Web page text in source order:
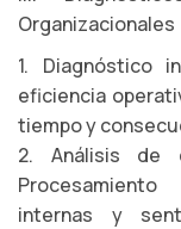
Organizacionales
1. Diagnóstico
eficiencia
tiempo y
2. Análisis de
internas y